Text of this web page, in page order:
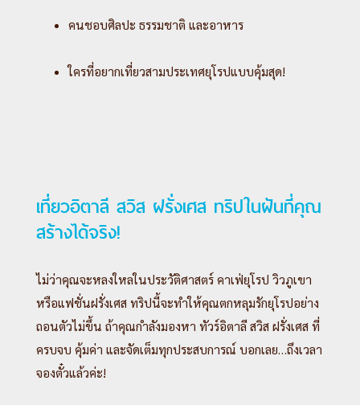
คนชอบศิลปะ ธรรมชาติ และอาหาร
ใครที่อยากเที่ยวสามประเทศยุโรปแบบคุ้มสุด!
เที่ยวอิตาลี สวิส ฝรั่งเศส ทริปในฝันที่คุณ
สร้างได้จริง!
ไม่ว่าคุณจะหลงใหลในประวัติศาสตร์ คาเฟ่ยุโรป วิวภูเขา
หรือแฟชั่นฝรั่งเศส ทริปนี้จะทำให้คุณตกหลุมรักยุโรปอย่าง
ถอนตัวไม่ขึ้น ถ้าคุณกำลังมองหา ทัวร์อิตาลี สวิส ฝรั่งเศส ที่
ครบจบ คุ้มค่า และจัดเต็มทุกประสบการณ์ บอกเลย…ถึงเวลา
จองตั๋วแล้วค่ะ!